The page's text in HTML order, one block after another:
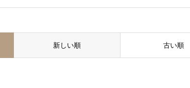
新しい順 古い順